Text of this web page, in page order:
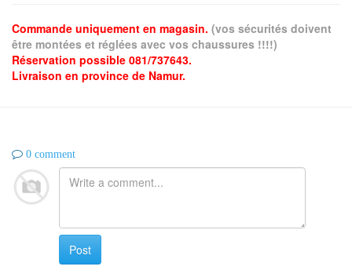
Commande uniquement en magasin. (vos sécurités doivent
être montées et réglées avec vos chaussures !!!!)
Réservation possible 081/737643.
Livraison en province de Namur.
0 comment
Post